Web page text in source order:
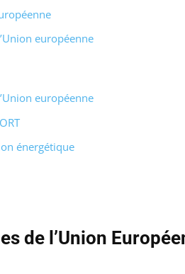
européenne
européenne
énergétique
de l’Union